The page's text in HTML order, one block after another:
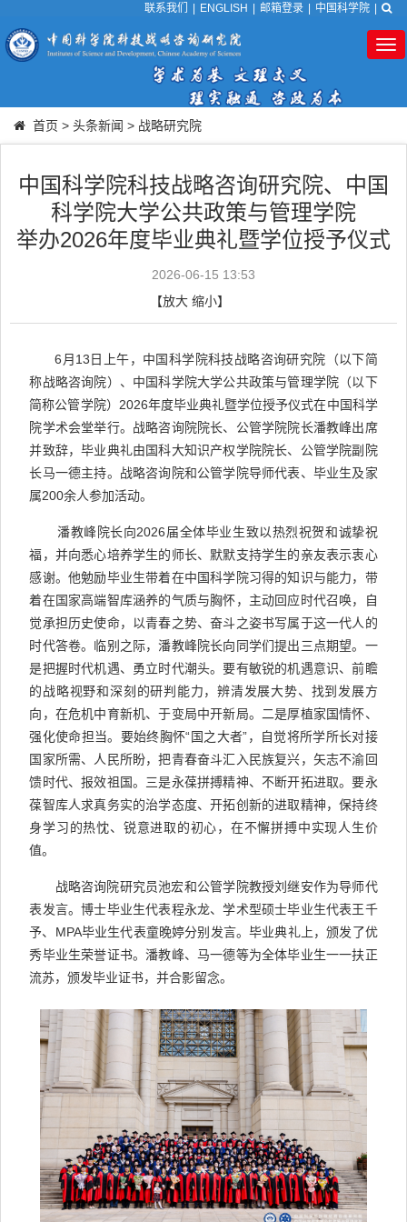
联系我们 ENGLISH 邮箱登录 中国科学院
首页 > 头条新闻 > 战略研究院
中国科学院科技战略咨询研究院、中国
科学院大学公共政策与管理学院
举办2026年度毕业典礼暨学位授予仪式
2026-06-15 13:53
【放大 缩小】
6月13日上午，中国科学院科技战略咨询研究院（以下简
称战略咨询院）、中国科学院大学公共政策与管理学院（以下
简称公管学院）2026年度毕业典礼暨学位授予仪式在中国科学
院学术会堂举行。战略咨询院院长、公管学院院长潘教峰出席
并致辞，毕业典礼由国科大知识产权学院院长、公管学院副院
长马一德主持。战略咨询院和公管学院导师代表、毕业生及家
属200余人参加活动。
潘教峰院长向2026届全体毕业生致以热烈祝贺和诚挚祝
福，并向悉心培养学生的师长、默默支持学生的亲友表示衷心
感谢。他勉励毕业生带着在中国科学院习得的知识与能力，带
着在国家高端智库涵养的气质与胸怀，主动回应时代召唤，自
觉承担历史使命，以青春之势、奋斗之姿书写属于这一代人的
时代答卷。临别之际，潘教峰院长向同学们提出三点期望。一
是把握时代机遇、勇立时代潮头。要有敏锐的机遇意识、前瞻
的战略视野和深刻的研判能力，辨清发展大势、找到发展方
向，在危机中育新机、于变局中开新局。二是厚植家国情怀、
强化使命担当。要始终胸怀“国之大者”，自觉将所学所长对接
国家所需、人民所盼，把青春奋斗汇入民族复兴，矢志不渝回
馈时代、报效祖国。三是永葆拼搏精神、不断开拓进取。要永
葆智库人求真务实的治学态度、开拓创新的进取精神，保持终
身学习的热忱、锐意进取的初心，在不懈拼搏中实现人生价
值。
战略咨询院研究员池宏和公管学院教授刘继安作为导师代
表发言。博士毕业生代表程永龙、学术型硕士毕业生代表王千
予、MPA毕业生代表童晚婷分别发言。毕业典礼上，颁发了优
秀毕业生荣誉证书。潘教峰、马一德等为全体毕业生一一扶正
流苏，颁发毕业证书，并合影留念。